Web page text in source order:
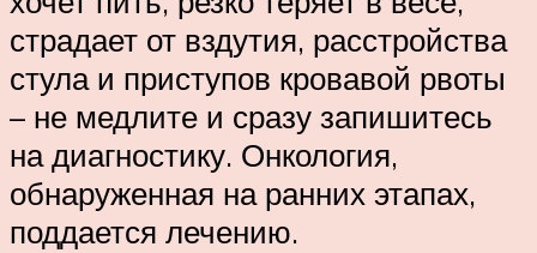
страдает от вздутия, расстройства
стула и приступов кровавой рвоты
– не медлите и сразу запишитесь
на диагностику. Онкология,
обнаруженная на ранних этапах,
поддается лечению.